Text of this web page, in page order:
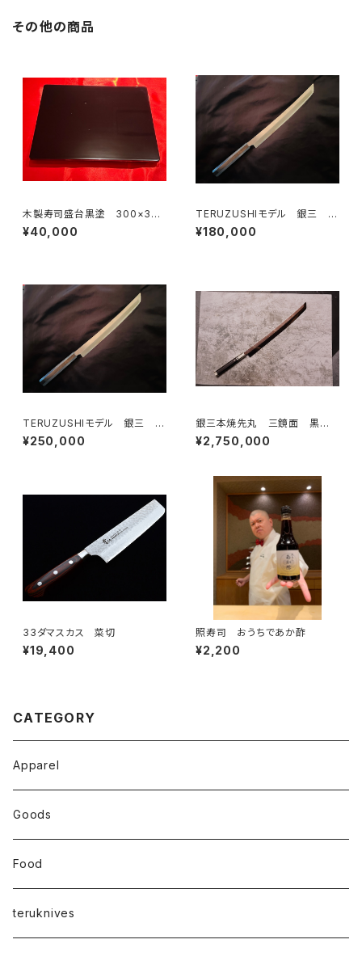
その他の商品
木製寿司盛台黒塗 300×360
×H30㎜
¥40,000
TERUZUSHIモデル 銀三 黒
檀柄 先丸 300
¥180,000
TERUZUSHIモデル 銀三 黒
檀柄 先丸 390
¥250,000
銀三本焼先丸 三鏡面 黒壇
特注鞘・柄 510
¥2,750,000
33ダマスカス 菜切
¥19,400
照寿司 おうちであか酢
¥2,200
CATEGORY
Apparel
Goods
Food
teruknives